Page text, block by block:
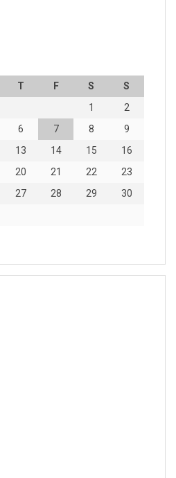
T F S
S
1
2
6 7 8
9
13 14 15
16
20 21 22
23
27 28 29
30